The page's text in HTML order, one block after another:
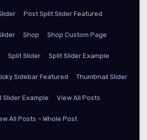
Post Split Slider Featured
Shop Shop Custom Page
Split Slider Split Slider Example
Sidebar Featured Thumbnail Slider
Slider Example View All Posts
All Posts – Whole Post